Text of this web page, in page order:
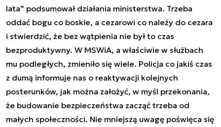
lata” podsumował działania ministerstwa. Trzeba
oddać bogu co boskie, a cezarowi co należy do cezara
i stwierdzić, że bez wątpienia nie był to czas
bezproduktywny. W MSWiA, a właściwie w służbach
mu podległych, zmieniło się wiele. Policja co jakiś czas
z dumą informuje nas o reaktywacji kolejnych
posterunków, jak można założyć, w myśl przekonania,
że budowanie bezpieczeństwa zacząć trzeba od
małych społeczności. Nie mniejszą uwagę poświęca się